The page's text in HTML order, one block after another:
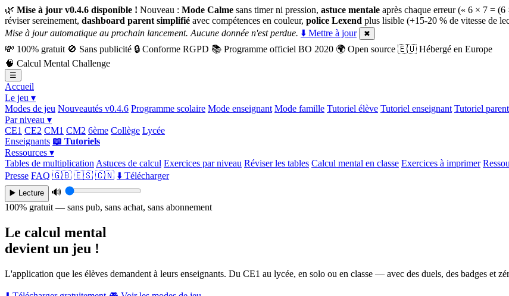
🌿 Mise à jour v0.4.6 disponible ! Nouveau : Mode Calme sans timer ni pression, astuce mentale après chaque erreur (« 6 × 7 =
réviser sereinement, dashboard parent simplifié avec compétences en couleur, police Lexend plus lisible (+15-20 % de vitesse de
Mise à jour automatique au prochain lancement. Aucune donnée n'est perdue. ⬇️ Mettre à jour ✖
💸 100% gratuit 🚫 Sans publicité 🔒 Conforme RGPD 📚 Programme officiel BO 2020 🌍 Open source 🇪🇺 Hébergé en Europe
🧠 Calcul Mental Challenge
☰
Accueil
Le jeu ▾
Modes de jeu Nouveautés v0.4.6 Programme scolaire Mode enseignant Mode famille Tutoriel élève Tutoriel enseignant Tutoriel parent
Par niveau ▾
CE1 CE2 CM1 CM2 6ème Collège Lycée
Enseignants 📖 Tutoriels
Ressources ▾
Tables de multiplication Astuces de calcul Exercices par niveau Réviser les tables Calcul mental en classe Exercices à imprimer
Presse FAQ 🇬🇧 🇪🇸 🇨🇳 ⬇️ Télécharger
▶️ Lecture
🔊
100% gratuit — sans pub, sans achat, sans abonnement
Le calcul mental
devient un jeu !
L'application que les élèves demandent à leurs enseignants. Du CE1 au lycée, en solo ou en classe — avec des duels, des badges et